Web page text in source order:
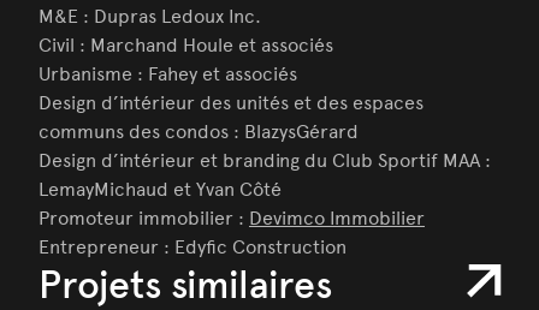
M&E : Dupras Ledoux Inc.
Civil : Marchand Houle et associés
Urbanisme : Fahey et associés
Design d’intérieur des unités et des espaces
communs des condos : BlazysGérard
Design d’intérieur et branding du Club Sportif MAA :
LemayMichaud et Yvan Côté
Promoteur immobilier : Devimco Immobilier
Entrepreneur : Edyfic Construction
Projets similaires